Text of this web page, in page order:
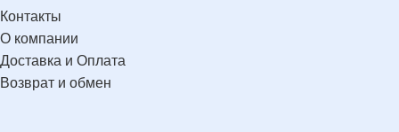
Контакты
О компании
Доставка и Оплата
Возврат и обмен